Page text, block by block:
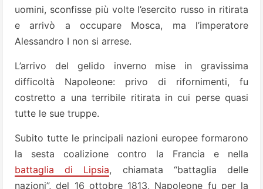
uomini, sconfisse più volte l’esercito russo in ritirata
e arrivò a occupare Mosca, ma l’imperatore
Alessandro I non si arrese.
L’arrivo del gelido inverno mise in gravissima
difficoltà Napoleone: privo di rifornimenti, fu
costretto a una terribile ritirata in cui perse quasi
tutte le sue truppe.
Subito tutte le principali nazioni europee formarono
la sesta coalizione contro la Francia e nella
battaglia di Lipsia, chiamata “battaglia delle
nazioni”, del 16 ottobre 1813, Napoleone fu per la